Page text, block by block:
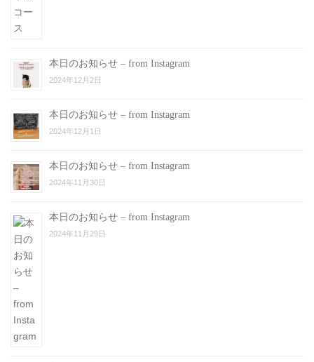
#江東区大島
焼き芋のクリームスープ
パン
ブールブランソース
仔牛のサーロインステーキ
洋梨のタルトとマンゴーシャーベット
エスプレッソ
#クリスマススペシャルディナー
#ご予約はお早めに
#bistroverite
#江東区大島
#大島フレンチ
本日のお知らせ – from Instagram
2024年12月2日
本日のお知らせ – from Instagram
2024年12月1日
本日のお知らせ – from Instagram
2024年11月30日
本日のお知らせ – from Instagram
2024年11月29日